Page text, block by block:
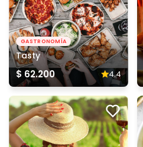
GASTRONOMÍA
Tasty
$ 62.200 4.4